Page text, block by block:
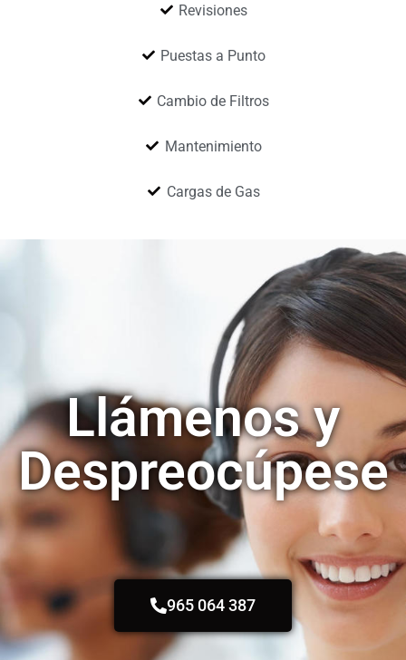
Revisiones
Puestas a Punto
Cambio de Filtros
Mantenimiento
Cargas de Gas
Llámenos y
Despreocúpese
965 064 387